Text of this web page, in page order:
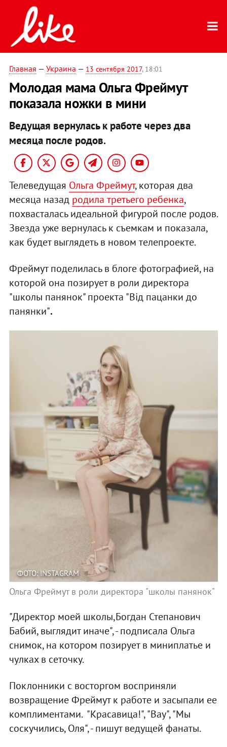
Главная — Украина — 13 сентября 2017, 18:01
Молодая мама Ольга Фреймут
показала ножки в мини
Ведущая вернулась к работе через два
месяца после родов.
Телеведущая Ольга Фреймут, которая два
месяца назад родила третьего ребенка,
похвасталась идеальной фигурой после родов.
Звезда уже вернулась к съемкам и показала,
как будет выглядеть в новом телепроекте.
Фреймут поделилась в блоге фотографией, на
которой она позирует в роли директора
"школы панянок" проекта "Від пацанки до
панянки".
ФОТО: INSTAGRAM
Ольга Фреймут в роли директора "школы панянок"
"Директор моей школы,Богдан Степанович
Бабий, выглядит иначе", - подписала Ольга
снимок, на котором позирует в миниплатье и
чулках в сеточку.
Поклонники с восторгом восприняли
возвращение Фреймут к работе и засыпали ее
комплиментами. "Красавица!", "Вау", "Мы
соскучились, Оля", - пишут ведущей фанаты.